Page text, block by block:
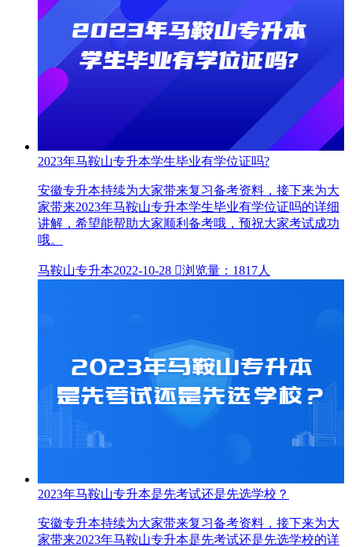
2023年马鞍山专升本学生毕业有学位证吗?
安徽专升本持续为大家带来复习备考资料，接下来为大
家带来2023年马鞍山专升本学生毕业有学位证吗的详细
讲解，希望能帮助大家顺利备考哦，预祝大家考试成功
哦。
马鞍山专升本2022-10-28 浏览量：1817人
2023年马鞍山专升本是先考试还是先选学校？
安徽专升本持续为大家带来复习备考资料，接下来为大
家带来2023年马鞍山专升本是先考试还是先选学校的详